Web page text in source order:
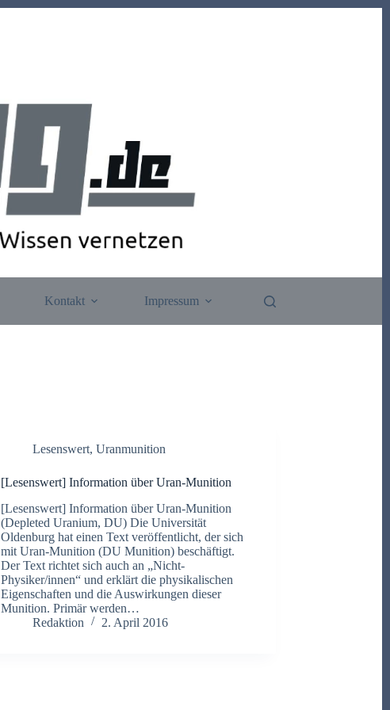
Kontakt Impressum
Lesenswert,Uranmunition
[Lesenswert] Information über Uran-Munition
[Lesenswert] Information über Uran-Munition
(Depleted Uranium, DU) Die Universität
Oldenburg hat einen Text veröffentlicht, der sich
mit Uran-Munition (DU Munition) beschäftigt.
Der Text richtet sich auch an „Nicht-
Physiker/innen“ und erklärt die physikalischen
Eigenschaften und die Auswirkungen dieser
Munition. Primär werden…
Redaktion
2. April 2016